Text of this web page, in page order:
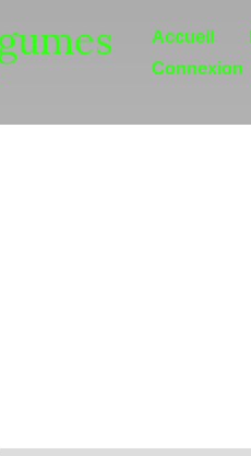
Accueil
Connexion